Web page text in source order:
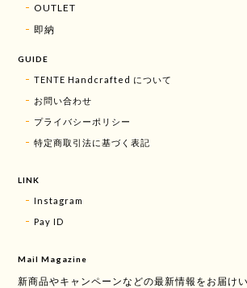
OUTLET
即納
GUIDE
TENTE Handcrafted について
お問い合わせ
プライバシーポリシー
特定商取引法に基づく表記
LINK
Instagram
Pay ID
Mail Magazine
新商品やキャンペーンなどの最新情報をお届けい